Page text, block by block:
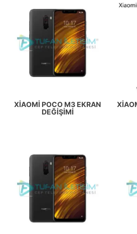
XIAOMI POCO M3 EKRAN
DEĞIŞIMI